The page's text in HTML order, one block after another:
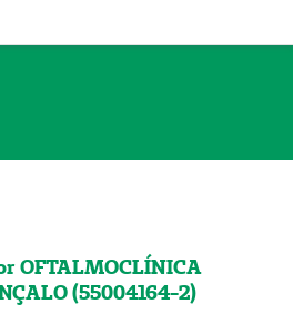
OFTALMOCLÍNICA
(55004164-2)